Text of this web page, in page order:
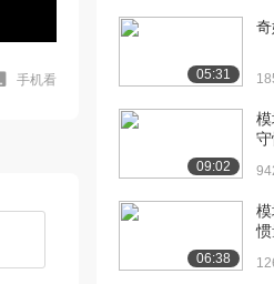
手机看
的百年历程（...
[8] 模块一 第三讲 引
的百年历程（...
[9] 模块一 第三讲 引
的百年历程（...
05:31
奇
09:02
守
06:38
惯